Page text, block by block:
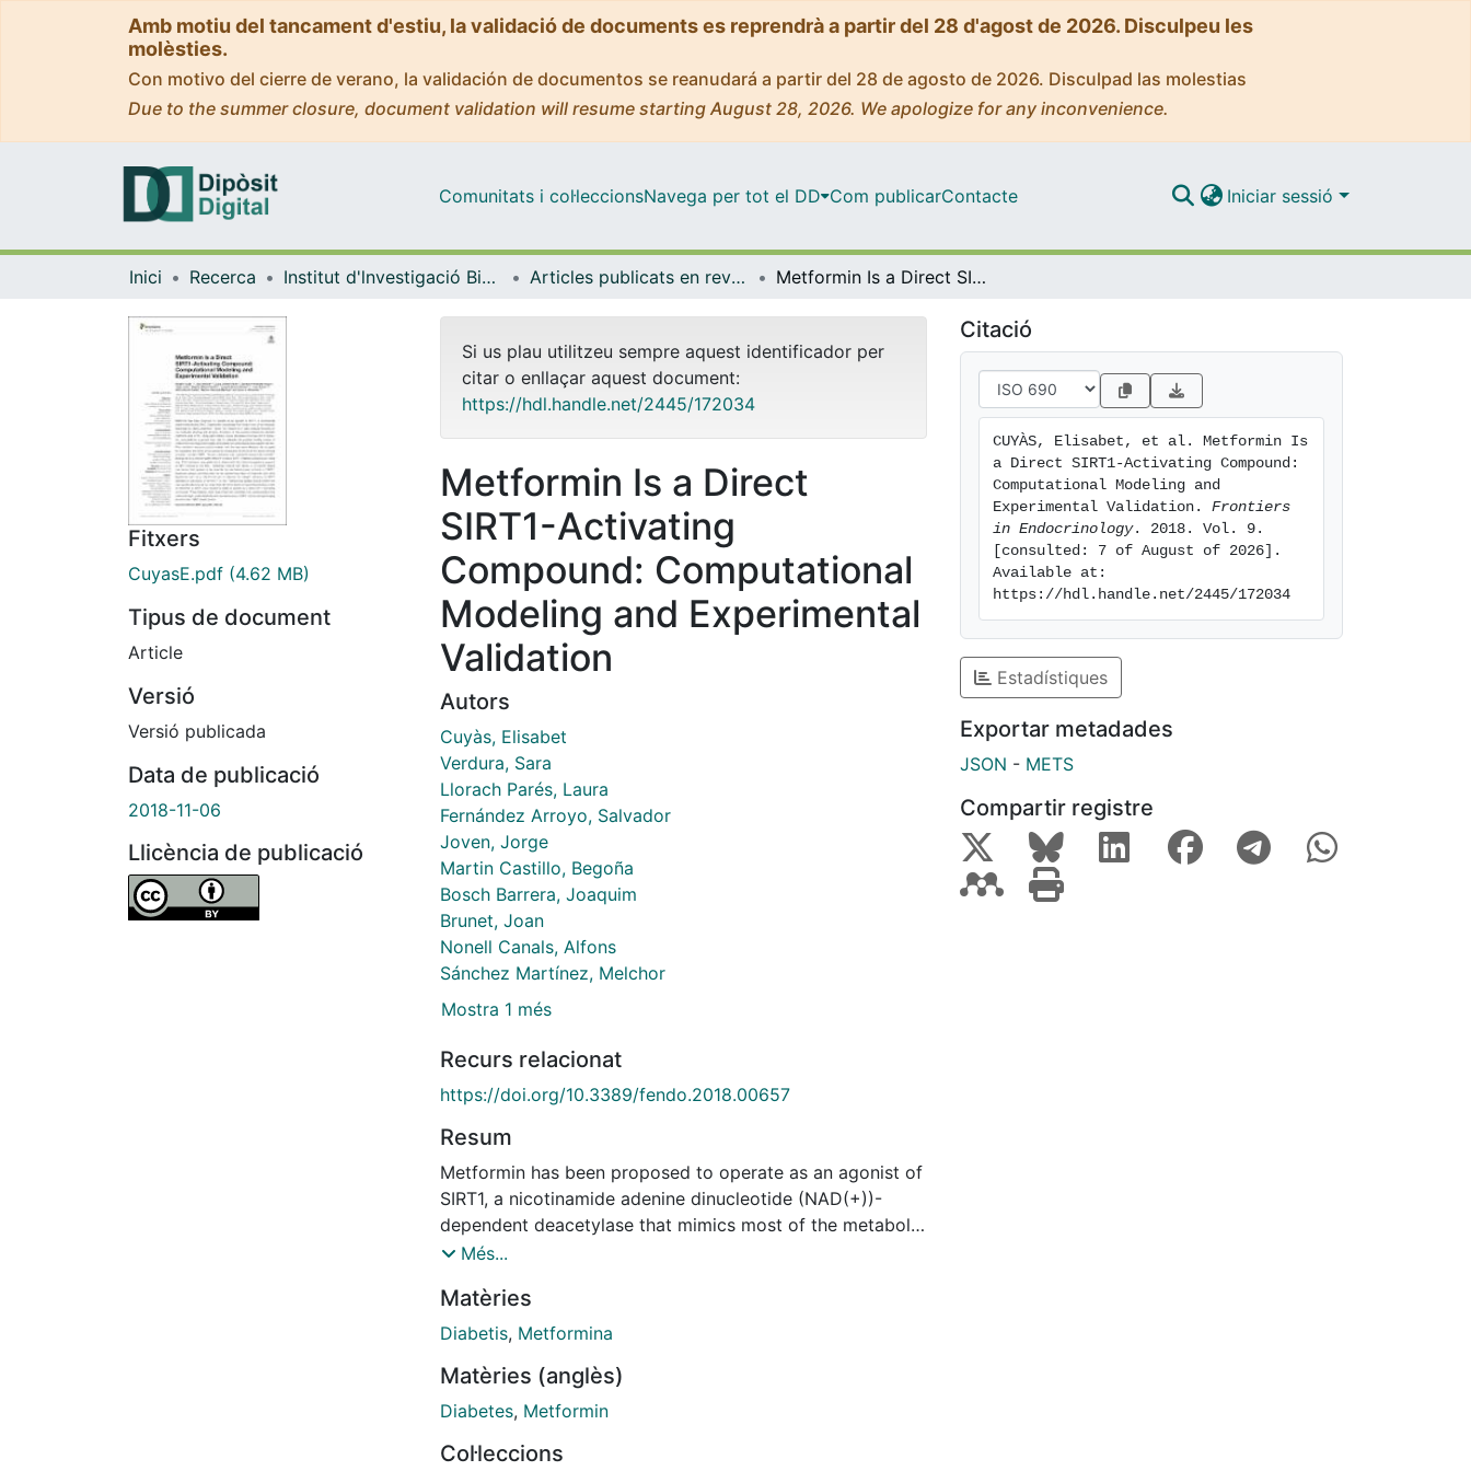
Amb motiu del tancament d'estiu, la validació de documents es reprendrà a partir del 28 d'agost de 2026. Disculpeu les
molèsties.
Con motivo del cierre de verano, la validación de documentos se reanudará a partir del 28 de agosto de 2026. Disculpad las molestias
Due to the summer closure, document validation will resume starting August 28, 2026. We apologize for any inconvenience.
Comunitats i col·leccionsNavega per tot el DD Com publicarContacte Iniciar sessió
Inici Recerca Institut d'lnvestigació Biomèdica de Bellvitge (IDIBELL) Articles publicats en revistes (Institut d'lnvestigació Biomèdica de Bellvitge (IDIBELL)) Metformin Is a Direct SIRT1-Activating Compound: Computational Modeling and Experimental Validation
Fitxers
CuyasE.pdf (4.62 MB)
Tipus de document
Article
Versió
Versió publicada
Data de publicació
2018-11-06
Llicència de publicació
Si us plau utilitzeu sempre aquest identificador per
citar o enllaçar aquest document:
https://hdl.handle.net/2445/172034
Metformin Is a Direct
SIRT1-Activating
Compound: Computational
Modeling and Experimental
Validation
Autors
Cuyàs, Elisabet
Verdura, Sara
Llorach Parés, Laura
Fernández Arroyo, Salvador
Joven, Jorge
Martin Castillo, Begoña
Bosch Barrera, Joaquim
Brunet, Joan
Nonell Canals, Alfons
Sánchez Martínez, Melchor
Mostra 1 més
Recurs relacionat
https://doi.org/10.3389/fendo.2018.00657
Resum
Metformin has been proposed to operate as an agonist of
SIRT1, a nicotinamide adenine dinucleotide (NAD(+))-
dependent deacetylase that mimics most of the metabolic
responses to calorie restriction. Herein, we present an in
dynamic simulation of the putative interactions between
metformin and SIRT1. Using eight different crystal
approach was able to delineate the putative binding
modes of metformin to several pockets inside and outside
was predicted to interact with the very same allosteric
Més...
Matèries
Diabetis, Metformina
Matèries (anglès)
Diabetes, Metformin
Col·leccions
Citació
CUYÀS, Elisabet, et al. Metformin Is
a Direct SIRT1-Activating Compound:
Computational Modeling and
Experimental Validation. Frontiers
in Endocrinology. 2018. Vol. 9.
[consulted: 7 of August of 2026].
Available at:
https://hdl.handle.net/2445/172034
Estadístiques
Exportar metadades
JSON - METS
Compartir registre